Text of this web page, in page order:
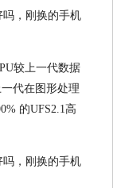
较上一代数据
代在图形处理
的UFS2.1高